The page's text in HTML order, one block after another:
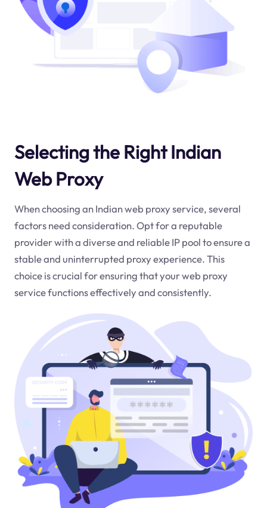
Selecting the Right Indian
Web Proxy
When choosing an Indian web proxy service, several
factors need consideration. Opt for a reputable
provider with a diverse and reliable IP pool to ensure a
stable and uninterrupted proxy experience. This
choice is crucial for ensuring that your web proxy
service functions effectively and consistently.